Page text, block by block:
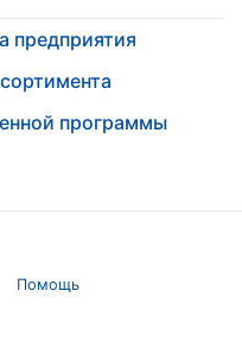
предприятия
программы
Помощь